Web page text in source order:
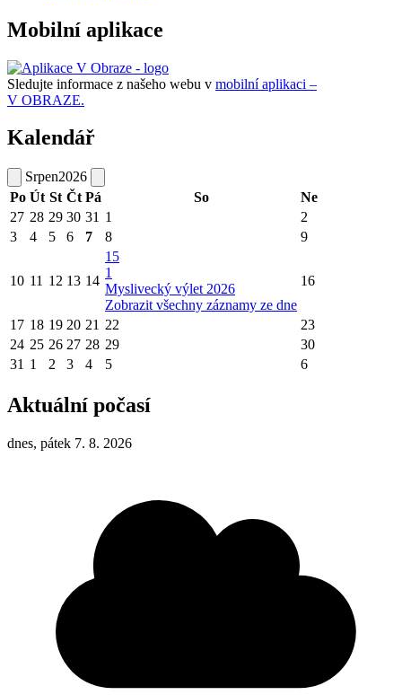
Mobilní aplikace
Sledujte informace z našeho webu v mobilní aplikaci –
V OBRAZE.
Kalendář
Srpen2026
Po Út St Čt Pá So
Ne
27 28 29 30 31 1
2
3
4 5 6 7 8 9
10 11 12 13 14
15
1
Myslivecký výlet 2026
Zobrazit všechny záznamy ze dne
16
17 18 19 20 21 22
23
24 25 26 27 28 29
30
31 1 2 3 4 5 6
Aktuální počasí
dnes, pátek 7. 8. 2026